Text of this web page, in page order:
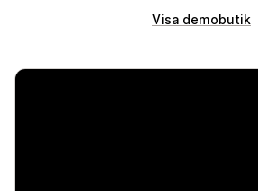
Visa demobutik